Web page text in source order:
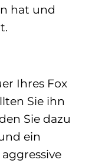
hat und
Ihres Fox
Sie ihn
Sie dazu
ein